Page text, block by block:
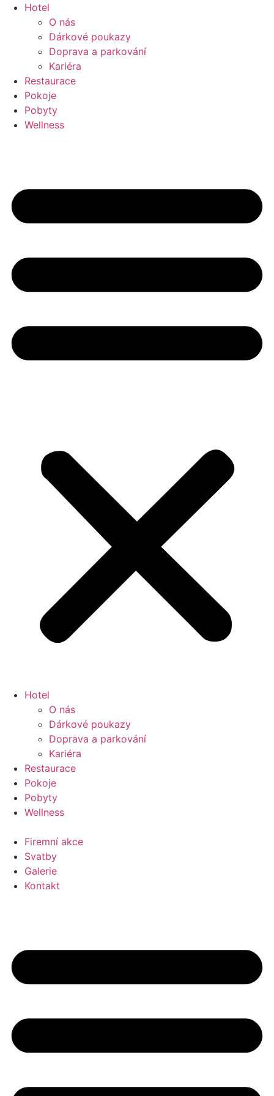
Přejít Hotel
O nás
Dárkové poukazy
Doprava a parkování
Kariéra
Restaurace
Pokoje
Pobyty
Wellness
Hotel
O nás
Dárkové poukazy
Doprava a parkování
Kariéra
Restaurace
Pokoje
Pobyty
Wellness
Firemní akce
Svatby
Galerie
Kontakt